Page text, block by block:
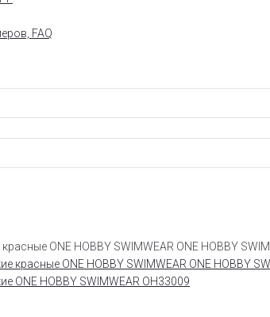
FAQ
ONE HOBBY SWIMWEAR ONE HOBBY SWIM